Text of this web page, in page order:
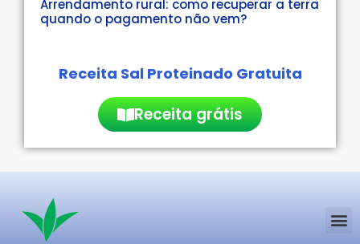
Arrendamento rural: como recuperar a terra
quando o pagamento não vem?
Receita Sal Proteinado Gratuita
Receita grátis